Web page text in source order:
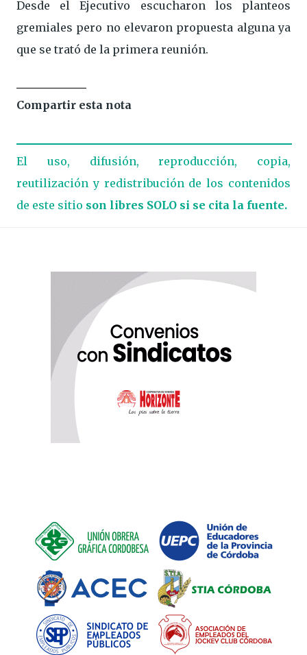
Desde el Ejecutivo escucharon los planteos
gremiales pero no elevaron propuesta alguna ya
que se trató de la primera reunión.
Compartir esta nota
El uso, difusión, reproducción, copia,
reutilización y redistribución de los contenidos
de este sitio son libres SOLO si se cita la fuente.